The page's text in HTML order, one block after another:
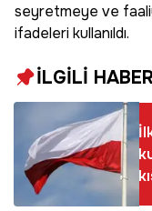
seyretmeye ve
ifadeleri kullanıldı.
İLGİLİ HABER